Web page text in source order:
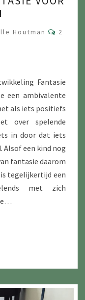
Houtman
2
Fantasie
een ambivalente
als iets positiefs
over spelende
in door dat iets
Alsof een kind nog
fantasie daarom
tegelijkertijd een
met zich
MEER